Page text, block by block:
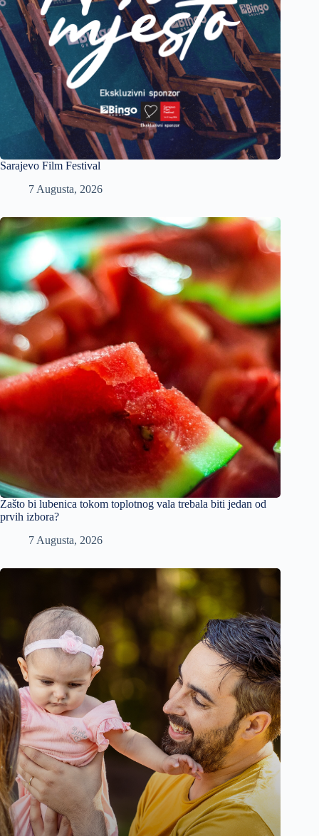
Sarajevo Film Festival
7 Augusta, 2026
Zašto bi lubenica tokom toplotnog vala trebala biti jedan od
prvih izbora?
7 Augusta, 2026